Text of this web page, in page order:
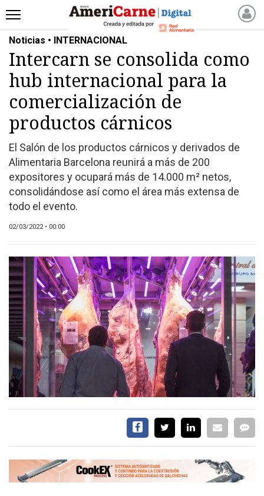
INICIO
NOTICIAS RECIENTES
NOTICIAS
ARTICULOS
PRODUCCIÓN
PROCESO
PRODUCTO
NUEVOS PRODUCTOS
MARKETPLACE
REVISTAS
DE CARNE VACUNA
EVENTOS Y
CAPACITACIONES
DIRECTORIO
CALENDARIO
MEDIA KIT
TEMAS DESTACADOS
CARNE
FRIGORIFICO
AGRO
CONCURSO
PREMIO
Noticias • INTERNACIONAL
Intercarn se consolida como
hub internacional para la
comercialización de
productos cárnicos
El Salón de los productos cárnicos y derivados de
Alimentaria Barcelona reunirá a más de 200
expositores y ocupará más de 14.000 m² netos,
consolidándose así como el área más extensa de
todo el evento.
02/03/2022 • 00:00